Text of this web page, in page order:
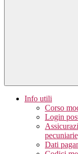
Info utili
Corso
Login
Dati